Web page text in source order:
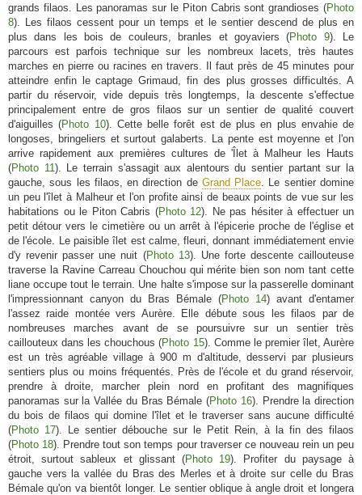
grands filaos. Les panoramas sur le Piton Cabris sont grandioses (Photo
8). Les filaos cessent pour un temps et le sentier descend de plus en
plus dans les bois de couleurs, branles et goyaviers (Photo 9). Le
parcours est parfois technique sur les nombreux lacets, très hautes
marches en pierre ou racines en travers. Il faut près de 45 minutes pour
atteindre enfin le captage Grimaud, fin des plus grosses difficultés. A
partir du réservoir, vide depuis très longtemps, la descente s'effectue
principalement entre de gros filaos sur un sentier de qualité couvert
d'aiguilles (Photo 10). Cette belle forêt est de plus en plus envahie de
longoses, bringeliers et surtout galaberts. La pente est moyenne et l'on
arrive rapidement aux premières cultures de 'Îlet à Malheur les Hauts
(Photo 11). Le terrain s'assagit aux alentours du sentier partant sur la
gauche, sous les filaos, en direction de Grand Place . Le sentier domine
un peu l'îlet à Malheur et l'on profite ainsi de beaux points de vue sur les
habitations ou le Piton Cabris (Photo 12). Ne pas hésiter à effectuer un
petit détour vers le cimetière ou un arrêt à l'épicerie proche de l'église et
de l'école. Le paisible îlet est calme, fleuri, donnant immédiatement envie
d'y revenir passer une nuit (Photo 13). Une forte descente caillouteuse
traverse la Ravine Carreau Chouchou qui mérite bien son nom tant cette
liane occupe tout le terrain. Une halte s'impose sur la passerelle dominant
l'impressionnant canyon du Bras Bémale (Photo 14) avant d'entamer
l'assez raide montée vers Aurère. Elle débute sous les filaos par de
nombreuses marches avant de se poursuivre sur un sentier très
caillouteux dans les chouchous (Photo 15). Comme le premier îlet, Aurère
est un très agréable village à 900 m d'altitude, desservi par plusieurs
sentiers plus ou moins fréquentés. Près de l'école et du grand réservoir,
prendre à droite, marcher plein nord en profitant des magnifiques
panoramas sur la Vallée du Bras Bémale (Photo 16). Prendre la direction
du bois de filaos qui domine l'îlet et le traverser sans aucune difficulté
(Photo 17). Le sentier débouche sur le Petit Rein, à la fin des filaos
(Photo 18). Prendre tout son temps pour traverser ce nouveau rein un peu
étroit, surtout sableux et glissant (Photo 19). Profiter du paysage à
gauche vers la vallée du Bras des Merles et à droite sur celle du Bras
Bémale qu'on va bientôt longer. Le sentier oblique à angle droit et longera